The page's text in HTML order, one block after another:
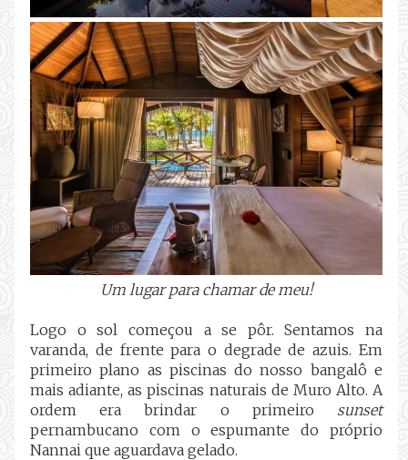
Um lugar para chamar de meu!
Logo o sol começou a se pôr. Sentamos na
varanda, de frente para o degrade de azuis. Em
primeiro plano as piscinas do nosso bangalô e
mais adiante, as piscinas naturais de Muro Alto. A
ordem era brindar o primeiro sunset
pernambucano com o espumante do próprio
Nannai que aguardava gelado.